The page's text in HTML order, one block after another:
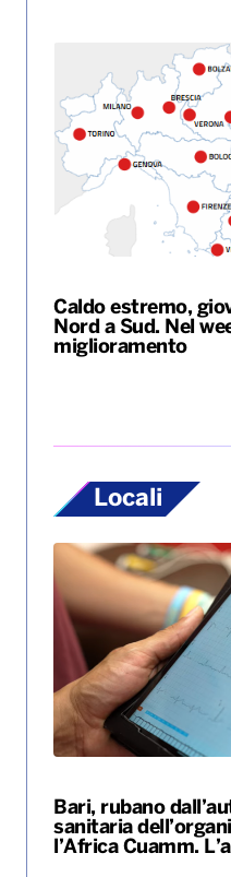
Caldo estremo,
Nord a Sud. Nel
miglioramento
Locali
Bari, rubano
sanitaria
l’Africa Cuamm.